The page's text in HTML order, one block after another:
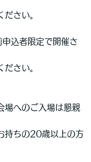
ださい。
込者限定で開催さ
さい。
場へのご入場は懇親
持ちの20歳以上の方